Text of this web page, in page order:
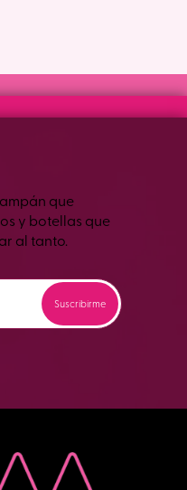
que
y botellas que
al tanto.